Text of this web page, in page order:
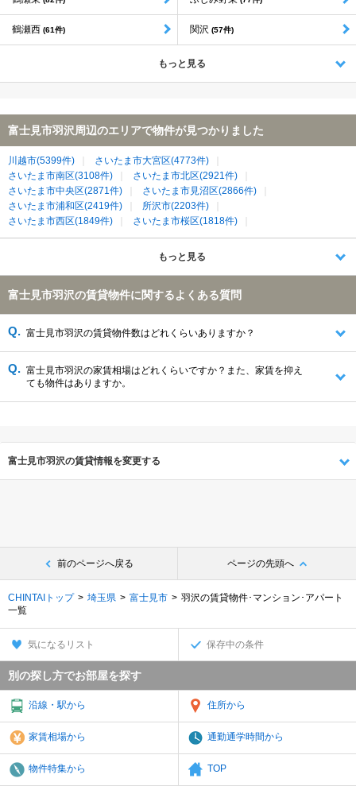
鶴瀬西 (61件) 関沢 (57件)
もっと見る
富士見市羽沢周辺のエリアで物件が見つかりました
川越市(5399件)
さいたま市大宮区(4773件)
さいたま市南区(3108件)
さいたま市北区(2921件)
さいたま市中央区(2871件)
さいたま市見沼区(2866件)
さいたま市浦和区(2419件)
所沢市(2203件)
さいたま市西区(1849件)
さいたま市桜区(1818件)
ふじみ野市(1211件)
朝霞市(1194件)
新座市(1107件)
清瀬市(649件)
もっと見る
富士見市羽沢の賃貸物件に関するよくある質問
富士見市羽沢の賃貸物件数はどれくらいありますか？
富士見市羽沢の家賃相場はどれくらいですか？また、家賃を抑え
ても物件はありますか。
富士見市羽沢の賃貸情報を変更する
前のページへ戻る ページの先頭へ
CHINTAIトップ 埼玉県 富士見市
羽沢の賃貸物件･マンション･アパート
一覧
気になるリスト 保存中の条件
別の探し方でお部屋を探す
沿線・駅から 住所から
家賃相場から 通勤通学時間から
物件特集から TOP